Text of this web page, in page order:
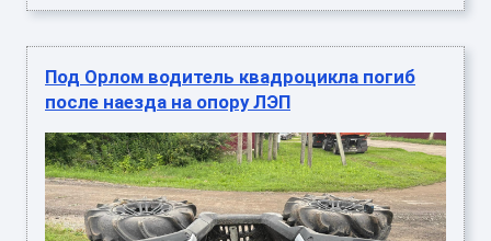
Под Орлом водитель квадроцикла погиб
после наезда на опору ЛЭП